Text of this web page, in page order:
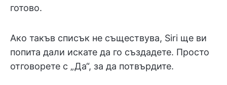
готово.
Ако такъв списък не съществува, Siri ще ви
попита дали искате да го създадете. Просто
отговорете с „Да“, за да потвърдите.